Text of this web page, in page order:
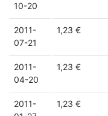
10-20
2011-
07-21
1,23 €
2011-
04-20
1,23 €
2011-
1,23 €